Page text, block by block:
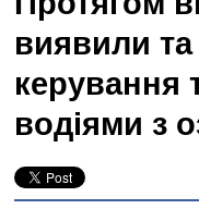
виявили
керування
водіями з